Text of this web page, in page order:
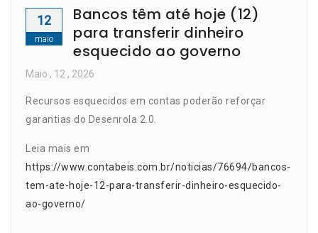
12
maio
Bancos têm até hoje (12)
para transferir dinheiro
esquecido ao governo
Maio , 12 , 2026
Recursos esquecidos em contas poderão reforçar
garantias do Desenrola 2.0.
Leia mais em
https://www.contabeis.com.br/noticias/76694/bancos-
tem-ate-hoje-12-para-transferir-dinheiro-esquecido-
ao-governo/